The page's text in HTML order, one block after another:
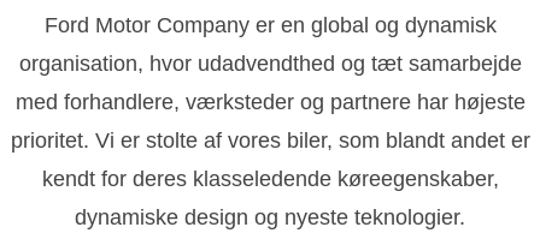
Ford Motor Company er en global og dynamisk
organisation, hvor udadvendthed og tæt samarbejde
med forhandlere, værksteder og partnere har højeste
prioritet. Vi er stolte af vores biler, som blandt andet er
kendt for deres klasseledende køreegenskaber,
dynamiske design og nyeste teknologier.